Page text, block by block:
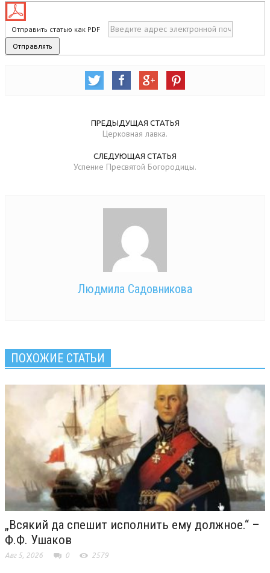
Отправить статью как PDF
ПРЕДЫДУЩАЯ СТАТЬЯ
Церковная лавка.
СЛЕДУЮЩАЯ СТАТЬЯ
Успение Пресвятой Богородицы.
Людмила Садовникова
ПОХОЖИЕ СТАТЬИ
„Всякий да спешит исполнить ему должное.“ –
Ф.Ф. Ушаков
Авг 5, 2026 0 2579